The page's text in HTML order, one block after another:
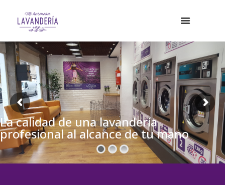
La calidad de una lavandería
profesional al alcance de tu mano